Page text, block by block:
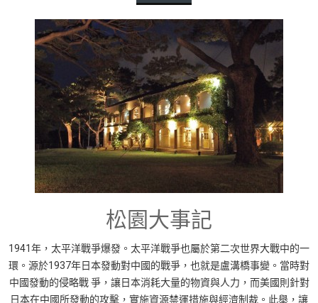
松園大事記
1941年，太平洋戰爭爆發。太平洋戰爭也屬於第二次世界大戰中的一
環。源於1937年日本發動對中國的戰爭，也就是盧溝橋事變。當時對
中國發動的侵略戰 爭，讓日本消耗大量的物資與人力，而美國則針對
日本在中國所發動的攻擊，實施資源禁運措施與經濟制裁。此舉，讓